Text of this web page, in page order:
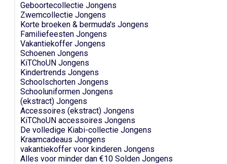
Geboortecollectie Jongens
Zwemcollectie Jongens
Korte broeken & bermuda's Jongens
Familiefeesten Jongens
Vakantiekoffer Jongens
Schoenen Jongens
KiTChoUN Jongens
Kindertrends Jongens
Schoolschorten Jongens
Schooluniformen Jongens
(ekstract) Jongens
Accessoires (ekstract) Jongens
KiTChoUN accessoires Jongens
De volledige Kiabi-collectie Jongens
Kraamcadeaus Jongens
vakantiekoffer voor kinderen Jongens
Alles voor minder dan €10 Solden Jongens